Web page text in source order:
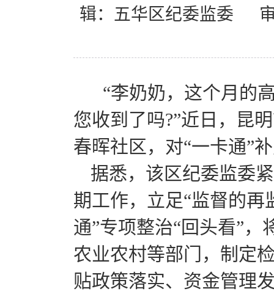
辑：五华区纪委监委
“李奶奶，这个月的高
您收到了吗?”近日，昆
春晖社区，对“一卡通”
据悉，该区纪委监委
期工作，立足“监督的再
通”专项整治“回头看”
农业农村等部门，制定
贴政策落实、资金管理